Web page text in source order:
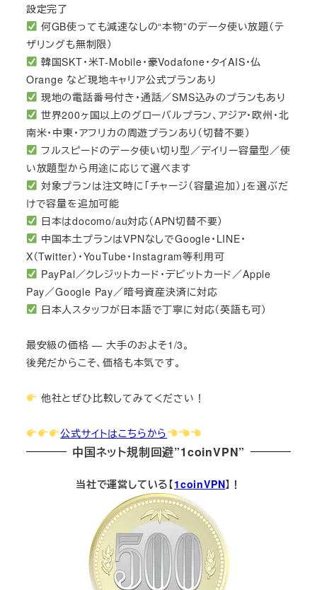
設定完了
何GB使っても減速なしの“本物”のデータ使い放題（テ
ザリングも無制限）
韓国SKT・米T-Mobile・豪Vodafone・タイAIS・仏
Orange など現地キャリア公式プランあり
現地の電話番号付き・通話／SMS込みのプランもあり
世界200ヶ国以上のグローバルプラン、アジア・欧州・北
南米・中東・アフリカの周遊プランあり（切替不要）
フルスピードのデータ使い切り型／デイリー容量型／使
い放題型から用途に応じて選べます
対象プランは注文時に「チャージ（容量追加）」を選ぶだ
けで容量を追加可能
日本はdocomo/au対応（APN切替不要）
中国本土プランはVPNなしでGoogle・LINE・
X（Twitter）・YouTube・Instagram等利用可
PayPal／クレジットカード・デビットカード／Apple
Pay／Google Pay／暗号資産決済に対応
日本人スタッフが日本語で丁寧に対応（英語も可）
最安級の価格 — 大手のおよそ1/3。
後発だからこそ、価格も本気です。
他社とぜひ比較してみてください！
公式サイトはこちらから
中国ネット規制回避”1coinVPN”
当社で運営している【1coinVPN】！